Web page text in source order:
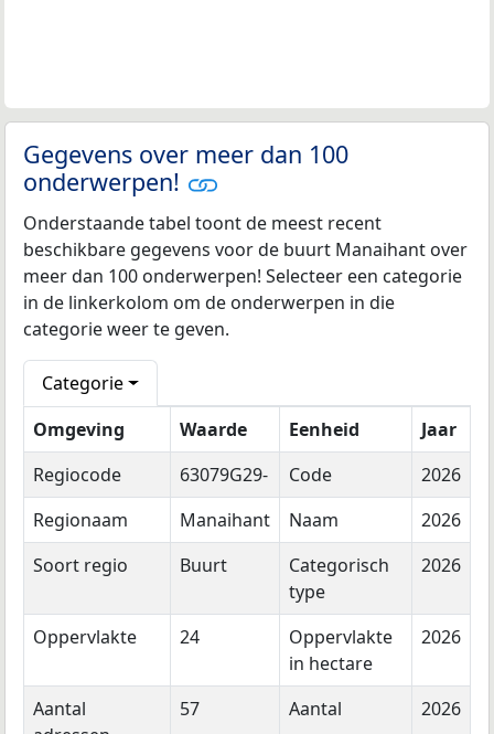
Gegevens over meer dan 100
onderwerpen!
Onderstaande tabel toont de meest recent
beschikbare gegevens voor de buurt Manaihant over
meer dan 100 onderwerpen! Selecteer een categorie
in de linkerkolom om de onderwerpen in die
categorie weer te geven.
Categorie
Omgeving
Waarde Eenheid
Jaar
Regiocode
63079G29- Code
2026
Regionaam
Manaihant Naam
2026
Soort regio
Buurt
Categorisch
type
2026
Oppervlakte 24
Oppervlakte
in hectare
2026
Aantal
57 Aantal 2026